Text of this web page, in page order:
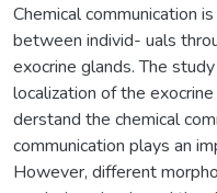
Chemical communication
between individ- uals
exocrine glands. The
localization of the
derstand the chemical
communication plays an
However, different